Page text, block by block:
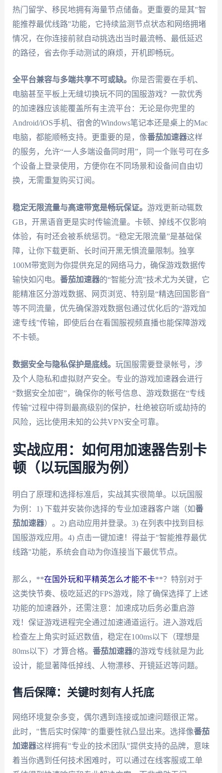
热门留学、移民地拥有海量节点储备。更重要的是其"智
能推荐最优线路"功能，它持续监测节点状态和网络拥堵
情况，在你连接前就自动挑选出当时最流畅、最低延迟
的路径，省去你手动测试的麻烦，开机即畅玩。
全平台兼容与多端共享不可或缺。 你是否需要在手机、
电脑甚至平板上无缝切换玩不同的国服游戏？一款优秀
的加速器应该能覆盖所有主流平台：无论是你兜里的
Android/iOS手机、宿舍的Windows笔记本还是桌上的Mac
电脑，都能顺畅支持。更重要的是，像番茄加速器这样
的服务，允许“一人多端设备同时用”，同一个账号可在多
个设备上登录使用，方便你在不同场景和设备间自由切
换，无需重复购买订阅。
稳定无限流量与高速带宽是畅玩保证。 游戏更新动辄数
GB，开黑语音更是实时传输流量。卡顿、掉线不仅影响
体验，有时还会被系统惩罚。“稳定无限流量”是基础保
障，让你下载更新、长时间开黑无惧流量限制。独享
100M带宽则为你提供充足的网络马力，确保游戏数据传
输快如闪电。 番茄加速器的“智能分流”技术尤为关键，它
能精准区分游戏数据、网页浏览、特别是“精选回国影音”
等不同流量，优先确保游戏数据包通过优化后的“游戏加
速专线”传输，即使后台在看国服视频直播也能保障游戏
不卡顿。
数据安全与隐私保护是底线。 玩国服需要登录帐号，涉
及个人隐私和虚拟财产安全。专业的游戏加速器会进行
“数据安全加密”，确保你的帐号信息、游戏数据在“专线
传输”过程中得到最高级别的保护，杜绝被窃听或劫持的
风险，远比使用未知的公共VPN安全可靠。
实战应用：如何用加速器告别卡
顿（以玩国服为例）
明白了原理和选择标准后，实战其实很简单。以玩国服
为例：1) 下载并安装你选择的专业加速器客户端（如番
茄加速器）。2) 启动应用并登录。3) 在列表中找到目标
国服游戏应用。4) 点击一键加速！得益于"智能推荐最优
线路"功能，系统会自动为你连接当下最优节点。
那么，**在国外玩和平精英怎么才能不卡**？特别对于
这类快节奏、极吃延迟的FPS游戏，除了确保选择了上述
功能的加速器外，还需注意：加速成功后务必重启游
戏！保证游戏进程完全通过加速通道运行。进入游戏后
检查左上角实时延迟数值，稳定在100ms以下（理想是
80ms以下）才算合格。 番茄加速器的游戏专线就是为此
设计，能显著降低掉线、人物漂移、开镜延迟等问题。
售后保障：关键时刻有人托底
网络环境复杂多变，偶尔遇到连接或加速问题很正常。
此时，"售后实时保障"的重要性就凸显出来。选择像番茄
加速器这样拥有"专业的技术团队"提供支持的品牌，意味
着当你遇到任何技术困难时，可以通过在线客服或工单